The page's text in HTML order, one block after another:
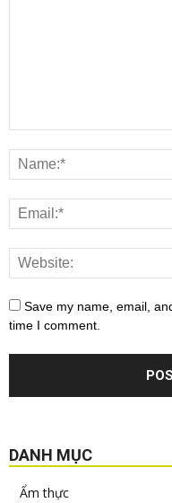
Save my name, email,
time I comment.
DANH MỤC
Ẩm thực